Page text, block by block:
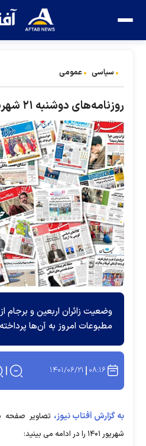
سیاسی عمومی
روزنامه‌های دوشنبه ۲۱ شهریور ۱۴۰۱
وضعیت زائران اربعین و
مطبوعات امروز به آن‌ها
۰۸:۱۶ ۱۴۰۱/۰۶/۲۱
به گزارش آفتاب نیوز،
شهریور ۱۴۰۱ را در ادامه می بینید: